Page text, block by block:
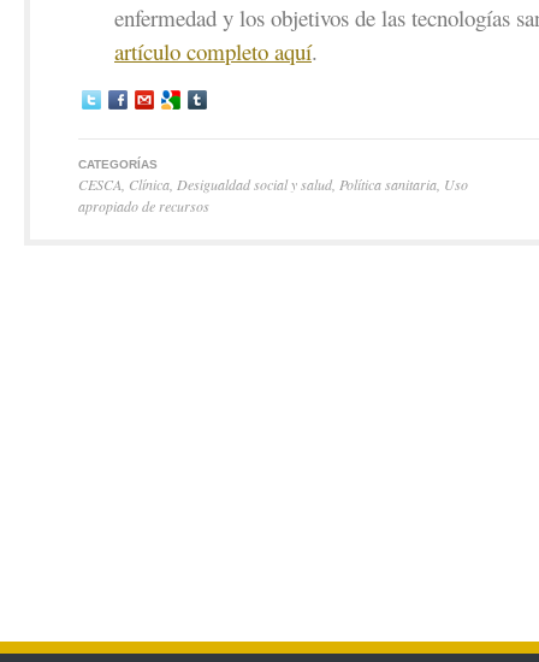
enfermedad y los objetivos de las tecnologías
artículo completo aquí.
CATEGORÍAS
CESCA Clínica Desigualdad social y salud Política sanitaria Uso
apropiado de recursos